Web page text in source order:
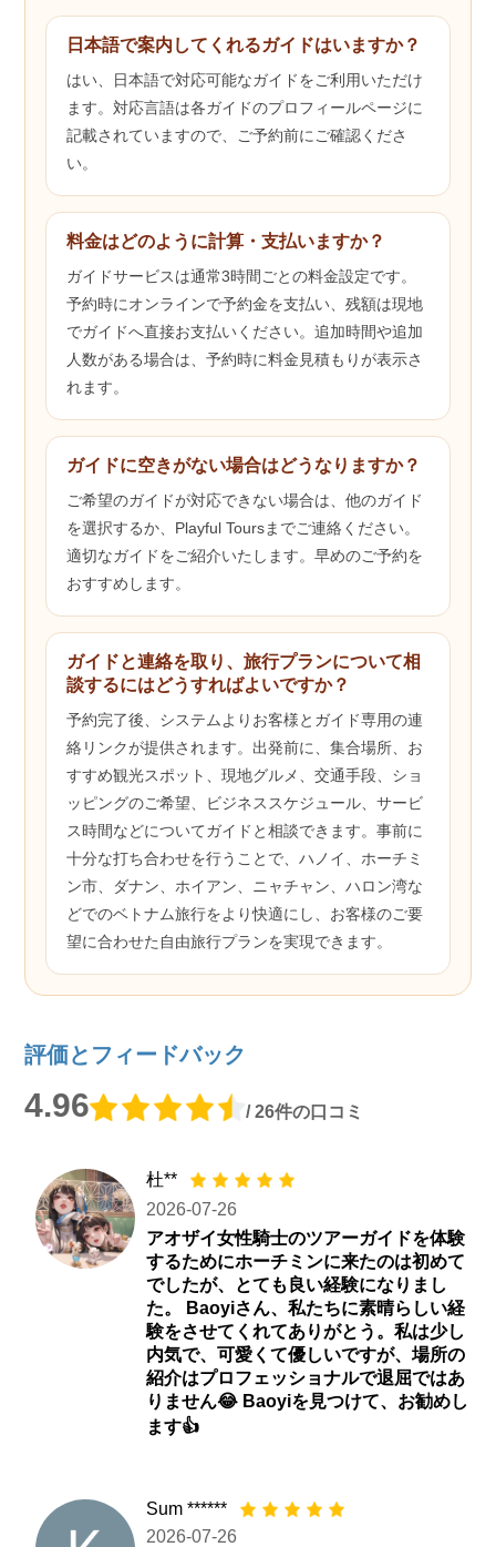
日本語で案内してくれるガイドはいますか？
はい、日本語で対応可能なガイドをご利用いただけ
ます。対応言語は各ガイドのプロフィールページに
記載されていますので、ご予約前にご確認くださ
い。
料金はどのように計算・支払いますか？
ガイドサービスは通常3時間ごとの料金設定です。
予約時にオンラインで予約金を支払い、残額は現地
でガイドへ直接お支払いください。追加時間や追加
人数がある場合は、予約時に料金見積もりが表示さ
れます。
ガイドに空きがない場合はどうなりますか？
ご希望のガイドが対応できない場合は、他のガイド
を選択するか、Playful Toursまでご連絡ください。
適切なガイドをご紹介いたします。早めのご予約を
おすすめします。
ガイドと連絡を取り、旅行プランについて相
談するにはどうすればよいですか？
予約完了後、システムよりお客様とガイド専用の連
絡リンクが提供されます。出発前に、集合場所、お
すすめ観光スポット、現地グルメ、交通手段、ショ
ッピングのご希望、ビジネススケジュール、サービ
ス時間などについてガイドと相談できます。事前に
十分な打ち合わせを行うことで、ハノイ、ホーチミ
ン市、ダナン、ホイアン、ニャチャン、ハロン湾な
どでのベトナム旅行をより快適にし、お客様のご要
望に合わせた自由旅行プランを実現できます。
評価とフィードバック
4.96 / 26件の口コミ
杜**
2026-07-26
アオザイ女性騎士のツアーガイドを体験
するためにホーチミンに来たのは初めて
でしたが、とても良い経験になりまし
た。 Baoyiさん、私たちに素晴らしい経
験をさせてくれてありがとう。私は少し
内気で、可愛くて優しいですが、場所の
紹介はプロフェッショナルで退屈ではあ
りません😂 Baoyiを見つけて、お勧めし
ます👍
Sum ******
2026-07-26